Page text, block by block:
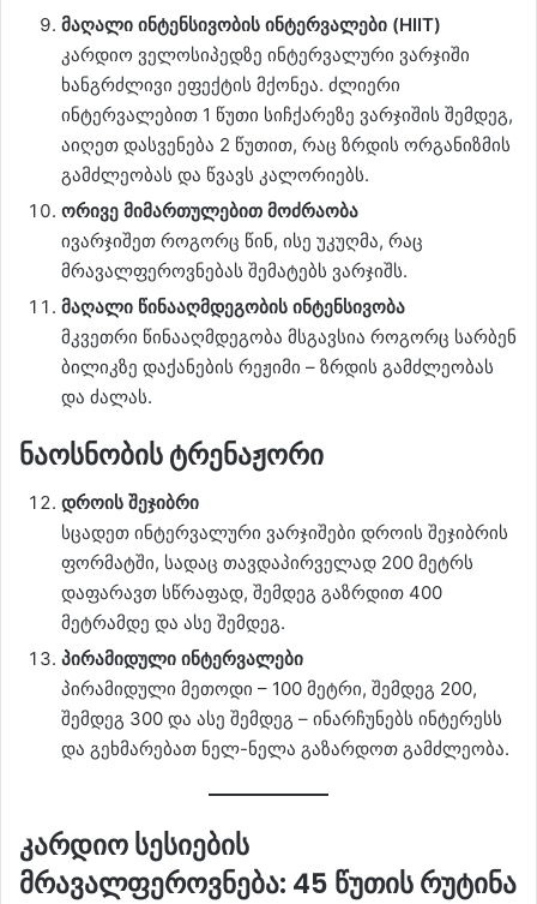
მაღალი ინტენსივობის ინტერვალები (HIIT)
კარდიო ველოსიპედზე ინტერვალური ვარჯიში
ხანგრძლივი ეფექტის მქონეა. ძლიერი
ინტერვალებით 1 წუთი სიჩქარეზე ვარჯიშის შემდეგ,
აიღეთ დასვენება 2 წუთით, რაც ზრდის ორგანიზმის
გამძლეობას და წვავს კალორიებს.
ორივე მიმართულებით მოძრაობა
ივარჯიშეთ როგორც წინ, ისე უკუღმა, რაც
მრავალფეროვნებას შემატებს ვარჯიშს.
მაღალი წინააღმდეგობის ინტენსივობა
მკვეთრი წინააღმდეგობა მსგავსია როგორც სარბენ
ბილიკზე დაქანების რეჟიმი – ზრდის გამძლეობას
და ძალას.
ნაოსნობის ტრენაჟორი
დროის შეჯიბრი
სცადეთ ინტერვალური ვარჯიშები დროის შეჯიბრის
ფორმატში, სადაც თავდაპირველად 200 მეტრს
დაფარავთ სწრაფად, შემდეგ გაზრდით 400
მეტრამდე და ასე შემდეგ.
პირამიდული ინტერვალები
პირამიდული მეთოდი – 100 მეტრი, შემდეგ 200,
შემდეგ 300 და ასე შემდეგ – ინარჩუნებს ინტერესს
და გეხმარებათ ნელ-ნელა გაზარდოთ გამძლეობა.
კარდიო სესიების
მრავალფეროვნება: 45 წუთის რუტინა